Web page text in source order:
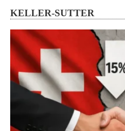
KELLER-SUTTER